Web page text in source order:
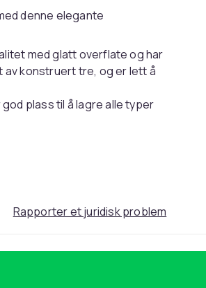
denne elegante
med glatt overflate og har
konstruert tre, og er lett å
plass til å lagre alle typer
Rapporter et juridisk problem